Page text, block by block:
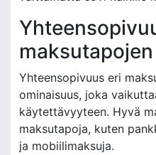
Yhteensopivuus eri
ominaisuus, joka
käytettävyyteen. Hyvä
maksutapoja, kuten
ja mobiilimaksuja.